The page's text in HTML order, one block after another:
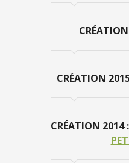
CRÉATION
CRÉATION 2014 :